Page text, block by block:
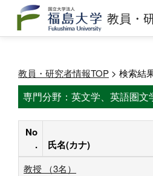
教員・
教員・研究者情報TOP > 検索結
専門分野：英文学、英語圏文
No
.
氏名(カナ)
教授 （3名）